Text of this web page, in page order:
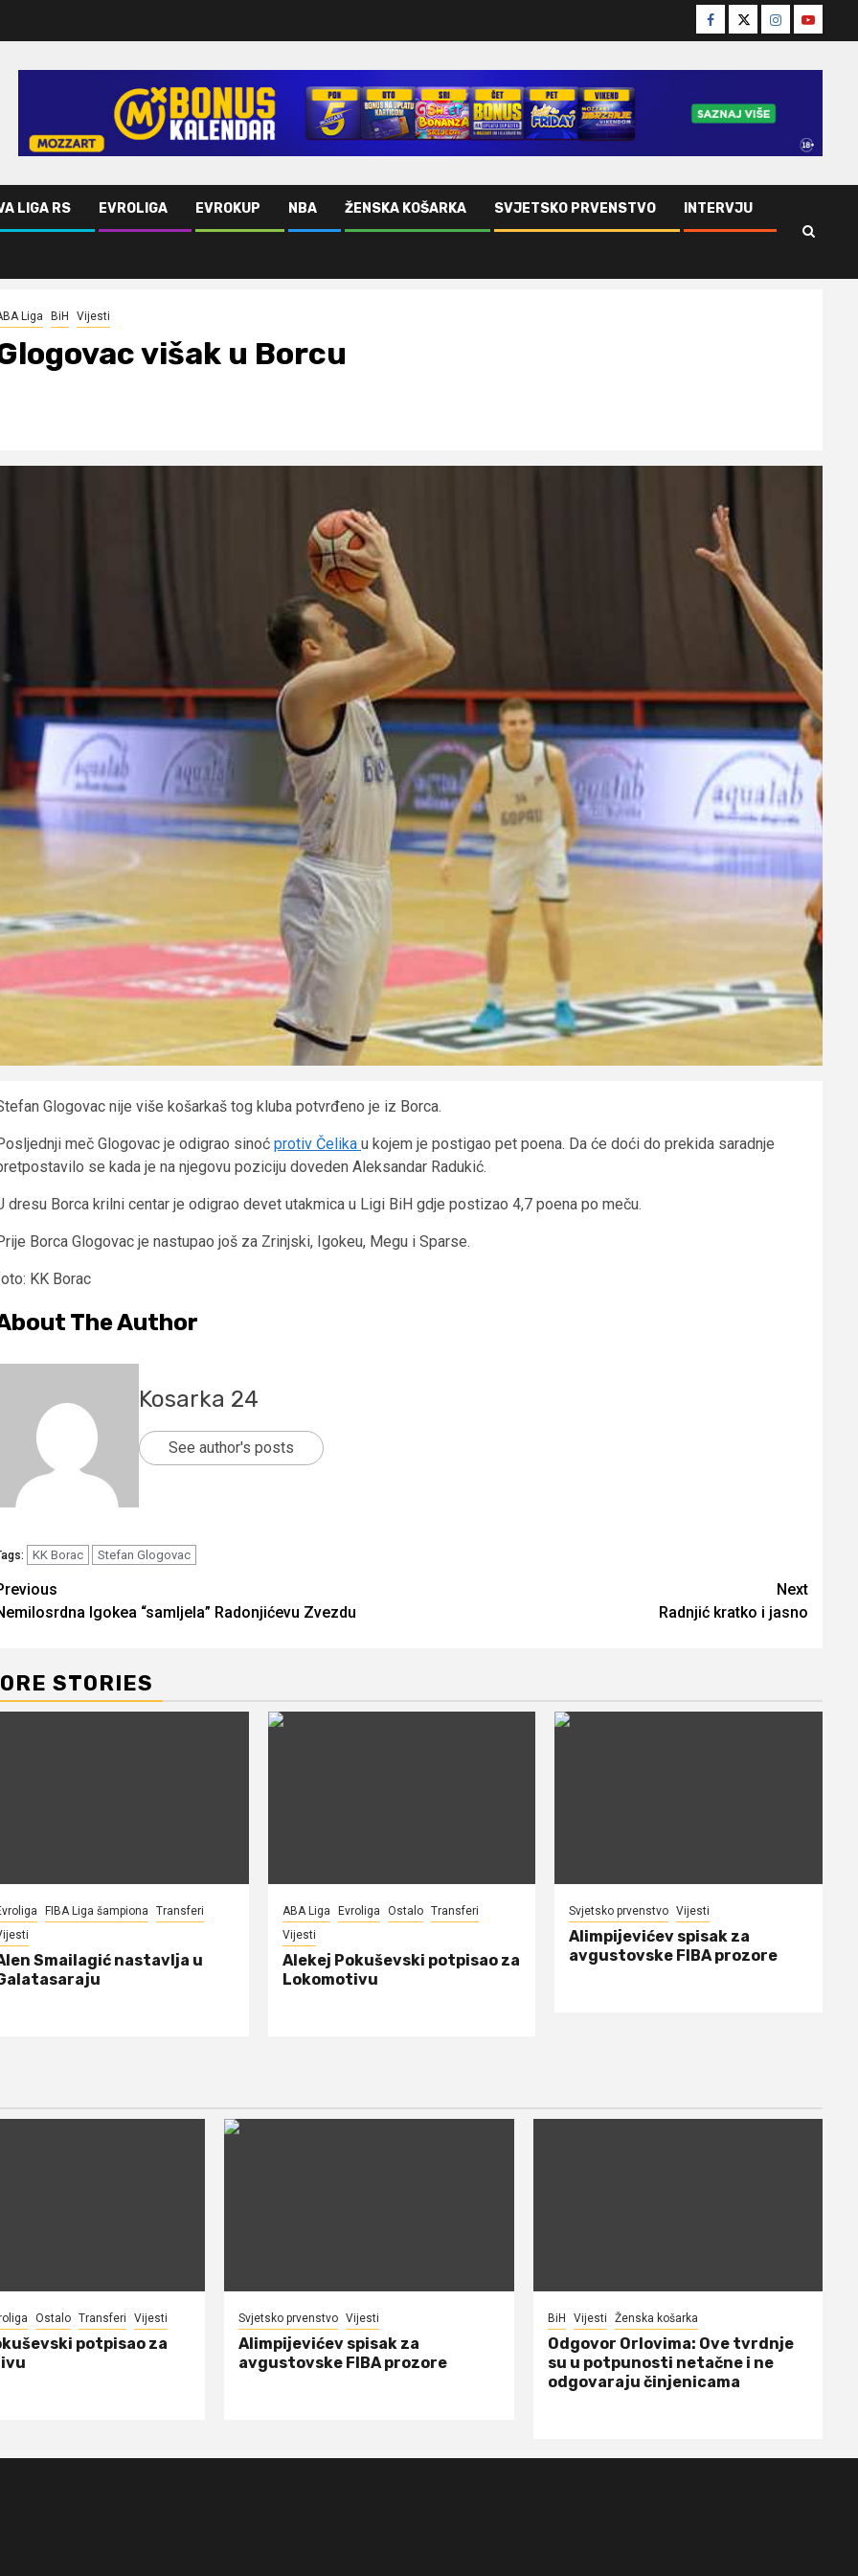
Facebook
TwitterInstagram
Youtube
LIGA RS EVROLIGA EVROKUP NBA ŽENSKA KOŠARKA SVJETSKO PRVENSTVO INTERVJU
Liga BiH Vijesti
višak u Borcu
Glogovac nije više košarkaš tog kluba potvrđeno je iz Borca.
meč Glogovac je odigrao sinoć protiv Čelika u kojem je postigao pet poena. Da će doći do prekida saradnje
se kada je na njegovu poziciju doveden Aleksandar Radukić.
dresu Borca krilni centar je odigrao devet utakmica u Ligi BiH gdje postizao 4,7 poena po meču.
Borca Glogovac je nastupao još za Zrinjski, Igokeu, Megu i Sparse.
KK Borac
The Author
Kosarka 24
See author's posts
KK Borac Stefan Glogovac
Igokea “samljela” Radonjićevu Zvezdu
Next
Radnjić kratko i jasno
STORIES
FIBA Liga šampiona
Transferi
Smailagić nastavlja u
ABA Liga Evroliga Ostalo Transferi
Vijesti
Alekej Pokuševski potpisao za
Lokomotivu
Svjetsko prvenstvo Vijesti
Alimpijevićev spisak za
avgustovske FIBA prozore
Ostalo Transferi Vijesti
potpisao za
Svjetsko prvenstvo Vijesti
Alimpijevićev spisak za
avgustovske FIBA prozore
BiH Vijesti Ženska košarka
Odgovor Orlovima: ​Ove tvrdnje
su u potpunosti netačne i ne
odgovaraju činjenicama